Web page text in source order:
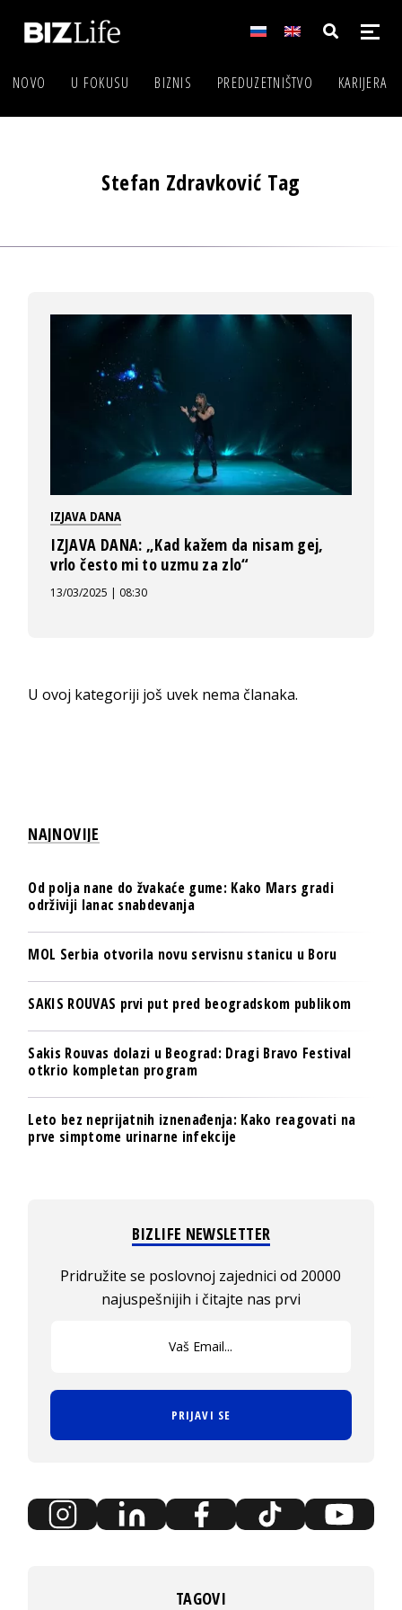
NOVO U FOKUSU BIZNIS PREDUZETNIŠTVO KARIJERA
Stefan Zdravković Tag
IZJAVA DANA
IZJAVA DANA: „Kad kažem da nisam gej,
vrlo često mi to uzmu za zlo“
13/03/2025 | 08:30
U ovoj kategoriji još uvek nema članaka.
NAJNOVIJE
Od polja nane do žvakaće gume: Kako Mars gradi
održiviji lanac snabdevanja
MOL Serbia otvorila novu servisnu stanicu u Boru
SAKIS ROUVAS prvi put pred beogradskom publikom
Sakis Rouvas dolazi u Beograd: Dragi Bravo Festival
otkrio kompletan program
Leto bez neprijatnih iznenađenja: Kako reagovati na
prve simptome urinarne infekcije
BIZLIFE NEWSLETTER
Pridružite se poslovnoj zajednici od 20000
najuspešnijih i čitajte nas prvi
PRIJAVI SE
TAGOVI